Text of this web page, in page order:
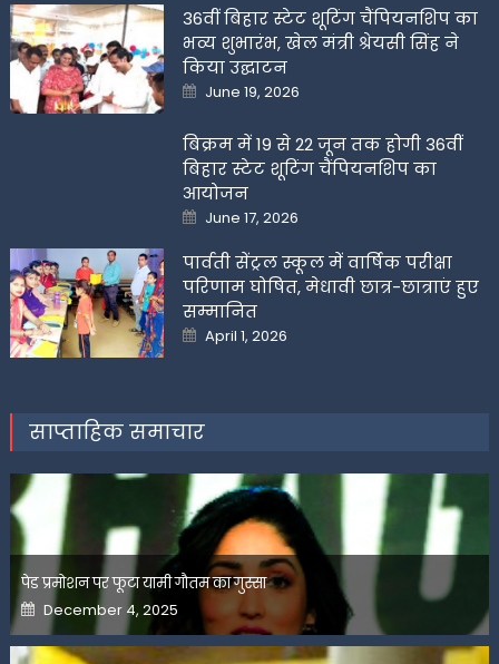
36वीं बिहार स्टेट शूटिंग चैंपियनशिप का
भव्य शुभारंभ, खेल मंत्री श्रेयसी सिंह ने
किया उद्घाटन
Posted
on
June 19, 2026
बिक्रम में 19 से 22 जून तक होगी 36वीं
बिहार स्टेट शूटिंग चैंपियनशिप का
आयोजन
Posted
on
June 17, 2026
पार्वती सेंट्रल स्कूल में वार्षिक परीक्षा
परिणाम घोषित, मेधावी छात्र-छात्राएं हुए
सम्मानित
Posted
on
April 1, 2026
साप्ताहिक समाचार
पेड प्रमोशन पर फूटा यामी गौतम का गुस्सा
Posted
on
December 4, 2025